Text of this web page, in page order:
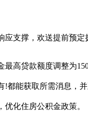
撑，欢送提前预定
贷款额度调整为150
!都能获取所需消息，
优化住房公积金政策。